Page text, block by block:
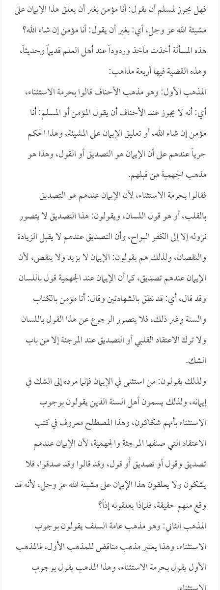
فهل يجوز لمسلم أن يقول: أنا مؤمن بغير أن يعلق هذا الإيمان على
مشيئة الله عز وجل، أي: بغير أن يقول: أنا مؤمن إن شاء الله؟
هذه المسألة أخذت مآخذ وردوداً عند أهل العلم قديماً وحديثاً،
وهذه القضية فيها أربعة مذاهب:
المذهب الأول: وهو مذهب الأحناف قالوا بحرمة الاستثناء،
أي: أنه لا يجوز عند الأحناف أن يقول المؤمن أو المسلم: أنا
مؤمن إن شاء الله، أو تعليق الإيمان على المشيئة، وهذا الحكم
جرياً عندهم على أن الإيمان هو التصديق أو القول، وهذا هو
مذهب الجهمية من قبلهم.
فقالوا بحرمة الاستثناء، لأن الإيمان عندهم هو التصديق
بالقلب، أو هو قول اللسان، ويقولون: هذا التصديق لا يتصور
نزوله إلا إلى الكفر البواح، وأن التصديق عندهم لا يقبل الزيادة
والنقصان، ولذلك هم يقولون: الإيمان لا يزيد ولا ينقص، لأن
الإيمان عندهم تصديق، كما أن الإيمان عند الجهمية قول باللسان
وقد قال، أي: قد نطق بالشهادتين وقال: أنا مؤمن بالكتاب
والسنة وغير ذلك، فلا يتصور الرجوع عن هذا القول باللسان
ولا ترك الاعتقاد القلبي أو التصديق عند المرجئة إلا من باب
الشك.
ولذلك يقولون: من استثنى في الإيمان فإنما مرده إلى الشك في
إيمانه، ولذلك يسمون أهل السنة الذين يقولون بوجوب
الاستثناء بأنهم شكاكون، وهذا المصطلح معروف في كتب
الاعتقاد التي صنفها المرجئة والجهمية، لأن الإيمان عندهم
تصديق وقول أو تصديق أو قول، وقد قالوا وقد صدقوا، فلا
يشكون ولا يعلقون هذا الإيمان على مشيئة الله عز وجل، لأنه قد
وقع منهم حقيقة، فلماذا يعلقونه إذاً؟
المذهب الثاني: وهو مذهب عامة السلف يقولون بوجوب
الاستثناء، وهذا يعتبر مذهب مناقض للمذهب الأول، فالمذهب
الأول يقول بحرمة الاستثناء، وهذا المذهب يقول بوجوب